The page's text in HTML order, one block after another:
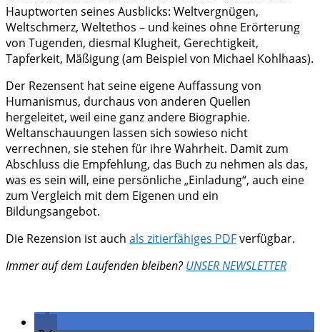
Hauptworten seines Ausblicks: Weltvergnügen,
Weltschmerz, Weltethos – und keines ohne Erörterung
von Tugenden, diesmal Klugheit, Gerechtigkeit,
Tapferkeit, Mäßigung (am Beispiel von Michael Kohlhaas).
Der Rezensent hat seine eigene Auffassung von
Humanismus, durchaus von anderen Quellen
hergeleitet, weil eine ganz andere Biographie.
Weltanschauungen lassen sich sowieso nicht
verrechnen, sie stehen für ihre Wahrheit. Damit zum
Abschluss die Empfehlung, das Buch zu nehmen als das,
was es sein will, eine persönliche „Einladung“, auch eine
zum Vergleich mit dem Eigenen und ein
Bildungsangebot.
Die Rezension ist auch als zitierfähiges PDFverfügbar.
Immer auf dem Laufenden bleiben?UNSER NEWSLETTER